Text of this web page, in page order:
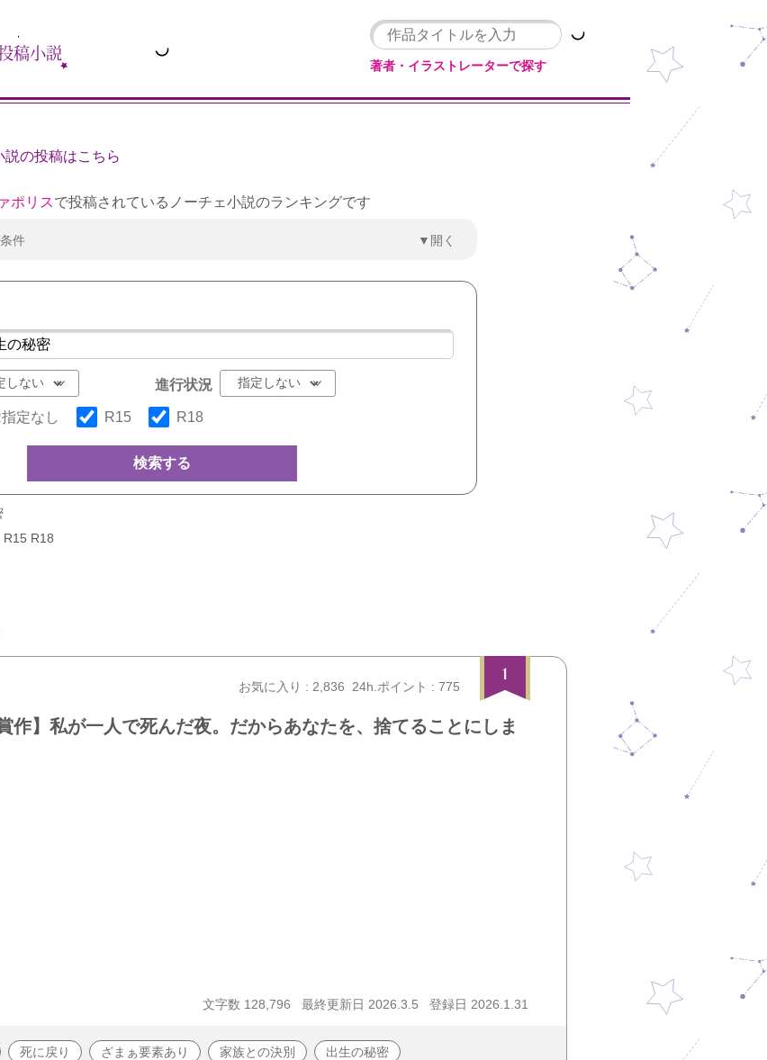
稿小説
著者・イラストレーターで探す
説の投稿はこちら
ポリスで投稿されているノーチェ小説のランキングです
件 ▼開く
進行状況
指定なし R15 R18
検索する
R15 R18
1
お気に入り : 2,836 24h.ポイント : 775
作】私が一人で死んだ夜。だからあなたを、捨てることにしま
文字数 128,796 最終更新日 2026.3.5 登録日 2026.1.31
死に戻り ざまぁ要素あり 家族との決別 出生の秘密